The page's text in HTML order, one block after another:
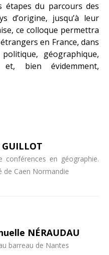
étapes du parcours des
d’origine, jusqu’à leur
ce colloque permettra
en France, dans
géographique,
et, bien évidemment,
conférences en géographie.
de Caen Normandie
NÉRAUDAU
barreau de Nantes